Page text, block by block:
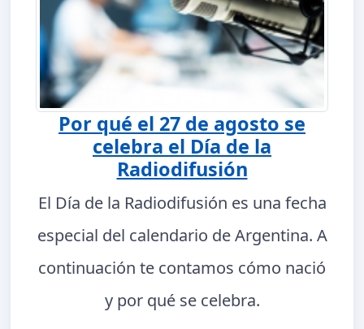
Por qué el 27 de agosto se
celebra el Día de la
Radiodifusión
El Día de la Radiodifusión es una fecha
especial del calendario de Argentina. A
continuación te contamos cómo nació
y por qué se celebra.